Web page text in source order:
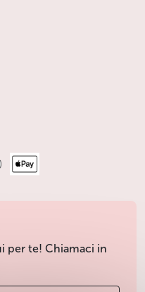
per te! Chiamaci in